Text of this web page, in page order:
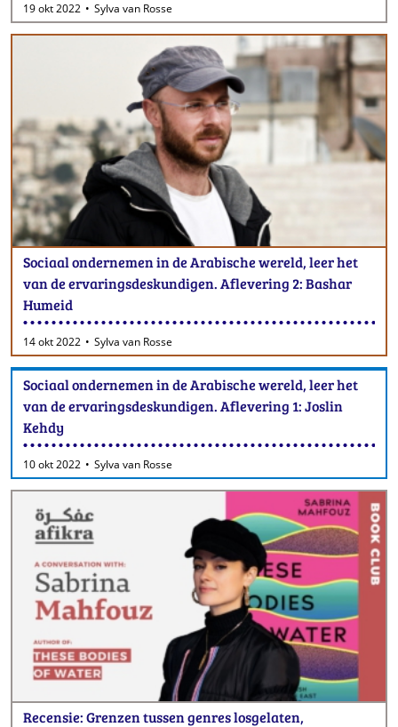
19 okt 2022 Sylva van Rosse
Sociaal ondernemen in de Arabische wereld, leer het
van de ervaringsdeskundigen. Aflevering 2: Bashar
Humeid
14 okt 2022 Sylva van Rosse
Sociaal ondernemen in de Arabische wereld, leer het
van de ervaringsdeskundigen. Aflevering 1: Joslin
Kehdy
10 okt 2022 Sylva van Rosse
Recensie: Grenzen tussen genres losgelaten,